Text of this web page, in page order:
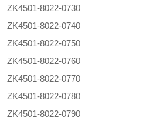
ZK4501-8022-0730
ZK4501-8022-0740
ZK4501-8022-0750
ZK4501-8022-0760
ZK4501-8022-0770
ZK4501-8022-0780
ZK4501-8022-0790